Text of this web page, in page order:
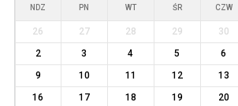
NDZ PN WT ŚR CZW
26 27 28 29 30
2
3 4 5 6
9
10 11 12 13
16
17 18 19 20